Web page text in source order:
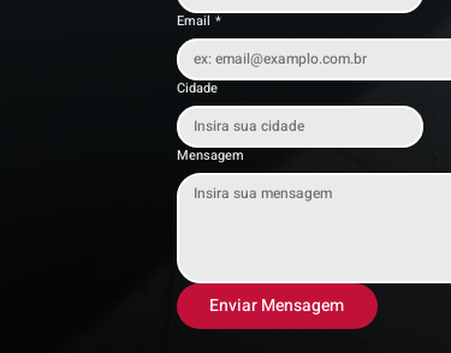
Email *
Cidade
Mensagem
Enviar Mensagem